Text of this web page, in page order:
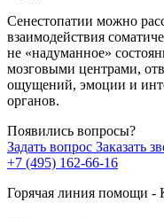
Сенестопатии можно
взаимодействия
не «надуманное»
мозговыми центрами,
ощущений, эмоции и
органов.
Появились вопросы?
Задать вопрос Заказать
+7 (495) 162-66-16
Горячая линия помощи -